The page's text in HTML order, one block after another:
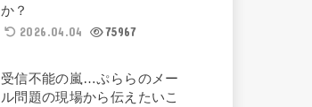
か？
2026.04.04
75967
受信不能の嵐…ぷららのメー
ル問題の現場から伝えたいこ